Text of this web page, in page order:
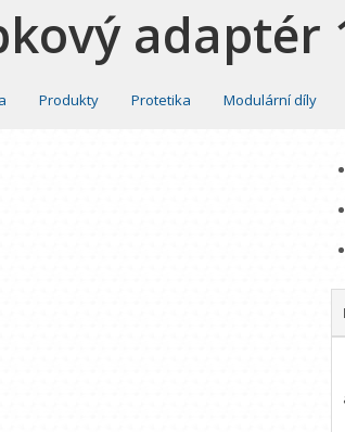
adaptér
Produkty Protetika Modulární díly